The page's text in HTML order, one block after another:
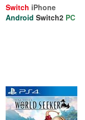
Switch iPhone
Android Switch2 PC